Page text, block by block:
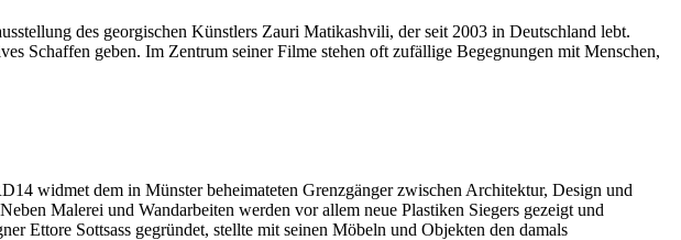
des georgischen Künstlers Zauri Matikashvili, der seit 2003 in Deutschland lebt.
Schaffen geben. Im Zentrum seiner Filme stehen oft zufällige Begegnungen mit Menschen,
widmet dem in Münster beheimateten Grenzgänger zwischen Architektur, Design und
Malerei und Wandarbeiten werden vor allem neue Plastiken Siegers gezeigt und
Ettore Sottsass gegründet, stellte mit seinen Möbeln und Objekten den damals